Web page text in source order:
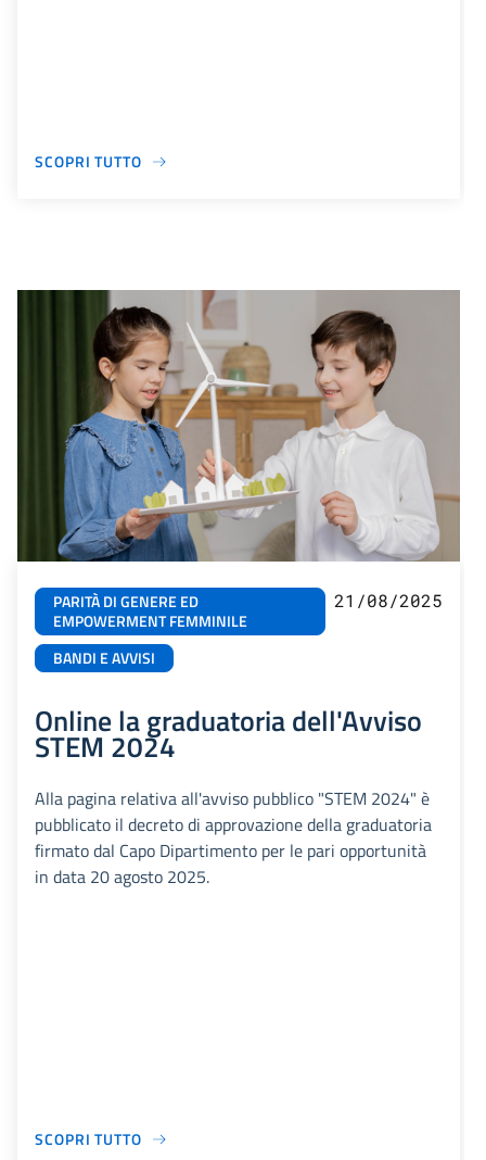
SCOPRI TUTTO
PARITÀ DI GENERE ED
EMPOWERMENT FEMMINILE
BANDI E AVVISI
21/08/2025
Online la graduatoria dell'Avviso
STEM 2024
Alla pagina relativa all'avviso pubblico "STEM 2024" è
pubblicato il decreto di approvazione della graduatoria
firmato dal Capo Dipartimento per le pari opportunità
in data 20 agosto 2025.
SCOPRI TUTTO